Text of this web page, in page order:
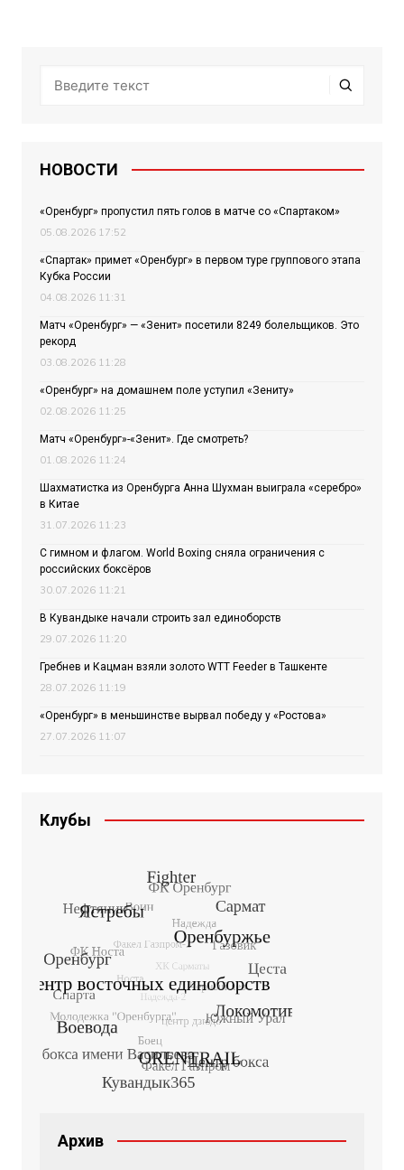
НОВОСТИ
«Оренбург» пропустил пять голов в матче со «Спартаком»
05.08.2026 17:52
«Спартак» примет «Оренбург» в первом туре группового этапа
Кубка России
04.08.2026 11:31
Матч «Оренбург» — «Зенит» посетили 8249 болельщиков. Это
рекорд
03.08.2026 11:28
«Оренбург» на домашнем поле уступил «Зениту»
02.08.2026 11:25
Матч «Оренбург»-«Зенит». Где смотреть?
01.08.2026 11:24
Шахматистка из Оренбурга Анна Шухман выиграла «серебро»
в Китае
31.07.2026 11:23
С гимном и флагом. World Boxing сняла ограничения с
российских боксёров
30.07.2026 11:21
В Кувандыке начали строить зал единоборств
29.07.2026 11:20
Гребнев и Кацман взяли золото WTT Feeder в Ташкенте
28.07.2026 11:19
«Оренбург» в меньшинстве вырвал победу у «Ростова»
27.07.2026 11:07
Клубы
Архив